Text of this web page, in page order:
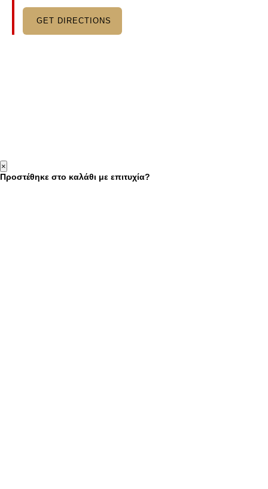
GET DIRECTIONS
×
Προστέθηκε στο καλάθι με επιτυχία?